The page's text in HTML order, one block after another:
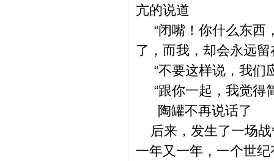
亢的说道
“闭嘴！你什么东西
了，而我，却会永远
“不要这样说，我们
“跟你一起，我觉得
陶罐不再说话了
后来，发生了一场战
一年又一年，一个世